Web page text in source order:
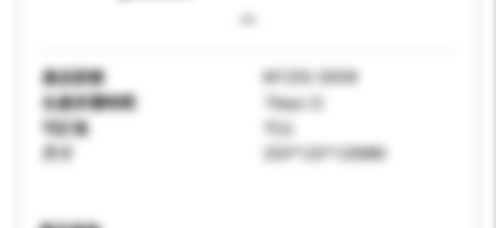
產品型號
M1250-300W
生產所需時間
7days 日
可訂造
可以
250*125*120MM